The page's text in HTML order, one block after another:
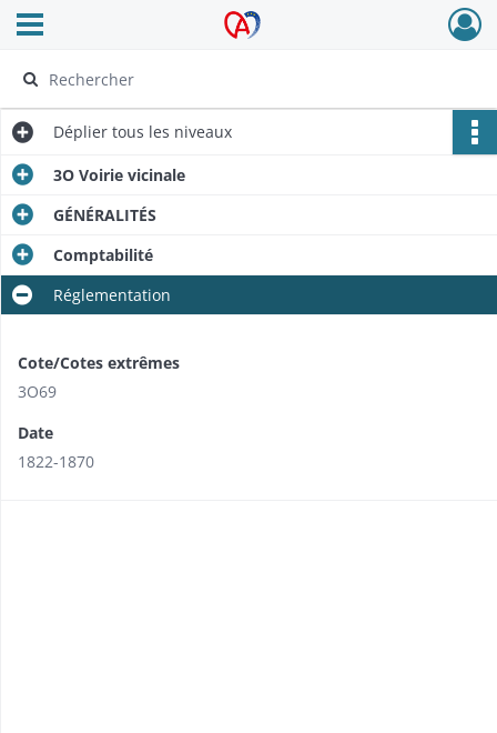
Archives Alsace - Colmar
Ouvrir le menu déroulant
Déplier tous les niveaux
3O Voirie vicinale
GÉNÉRALITÉS
Comptabilité
Réglementation
Cote/Cotes extrêmes
3O69
Date
1822-1870